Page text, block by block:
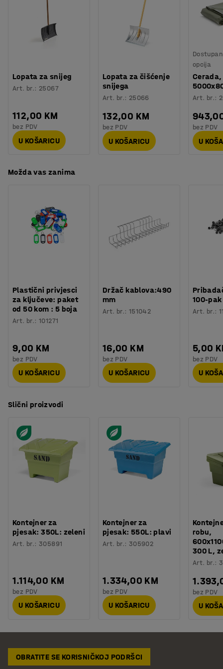
koji se može otisnuti i u drugoj boji i znak je da se neće
istrošiti. Posude za pijesak su idealne za parkirališta ili
željezničke postaje.
Procjena vremena
kg
: Dolazi sastavljeno
Lopata za snijeg
Art. br.: 25067
112,00 KM
bez PDV
U KOŠARICU
Lopata za čišćenje
snijega
Art. br.: 25066
132,00 KM
bez PDV
U KOŠARICU
opcija
Cerada,
Art. br.:
bez PDV
U
Možda vas zanima
Plastični privjesci
za ključeve: paket
od 50 kom : 5 boja
Art. br.:101271
9,00 KM
bez PDV
U KOŠARICU
Držač kablova:490
mm
Art. br.: 151042
16,00 KM
bez PDV
U KOŠARICU
100-pak
Art. br.:
5,00
bez PDV
U
Slični proizvodi
Kontejner za
pjesak: 350L: zeleni
Art. br.:305891
1.114,00 KM
bez PDV
U KOŠARICU
Kontejner za
pjesak: 550L: plavi
Art. br.: 305902
1.334,00 KM
bez PDV
U KOŠARICU
robu,
300 L,
Art. br.:
bez PDV
U
OBRATITE SE KORISNIČKOJ PODRŠCI